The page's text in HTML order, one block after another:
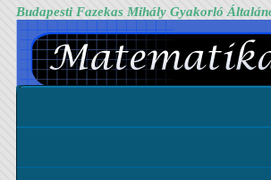
Budapesti Fazekas Mihály Gyakorló